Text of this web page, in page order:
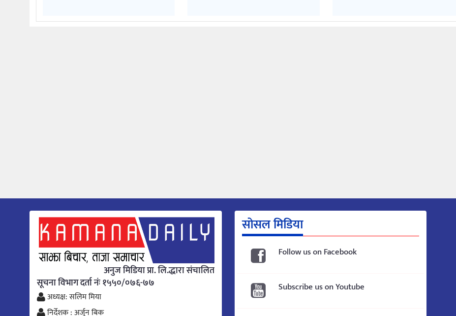
अनुज मिडिया प्रा. लि.द्धारा संचालित
सूचना विभाग दर्ता नंः १५५०/०७६-७७
अध्यक्ष: सलिम मिया
निर्देशक : अर्जुन बिक
सोसल मिडिया
Follow us on Facebook
Subscribe us on Youtube